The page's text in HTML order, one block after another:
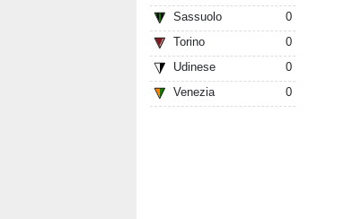
Sassuolo
0
Torino
0
Udinese
0
Venezia
0